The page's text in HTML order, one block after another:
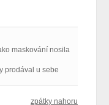
maskování nosila
prodával u sebe
zpátky nahoru